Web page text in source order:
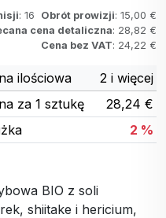
: 16 Obrót prowizji: 15,00 €
cena detaliczna: 28,82 €
Cena bez VAT: 24,22 €
ilościowa
2 i więcej
za 1 sztukę
28,24 €
2 %
BIO z soli
shiitake i hericium,